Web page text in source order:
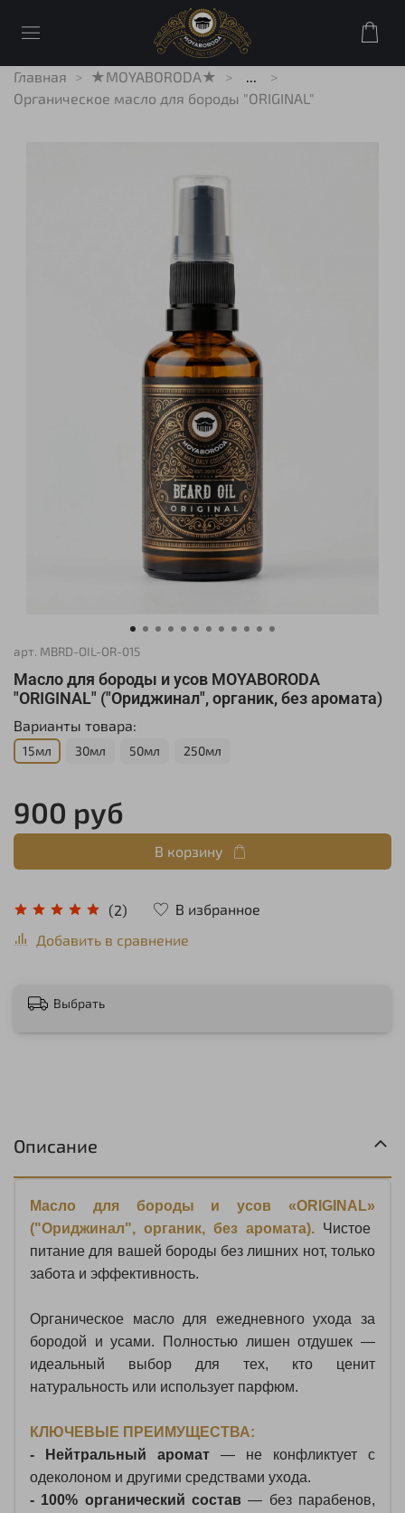
Главная ★MOYABORODA★
Органическое масло для бороды "ORIGINAL"
арт. MBRD-OIL-OR-015
Масло для бороды и усов MOYABORODA
"ORIGINAL" ("Ориджинал", органик, без аромата)
(2)
В избранное
Добавить в сравнение
Варианты товара:
15мл 30мл 50мл 250мл
900 руб
В корзину
Выбрать
Описание
Масло длябороды и усов «ORIGINAL»
("Ориджинал", органик, без аромата). Чистое
питание для вашей бороды без лишних нот,только
забота и эффективность.
Органическое масло для ежедневногоуходаза
бородой иусами. Полностью лишенотдушек—
идеальный выбор для тех, кто ценит
натуральность или использует парфюм.
КЛЮЧЕВЫЕ ПРЕИМУЩЕСТВА:
- Нейтральный аромат — не конфликтует с
одеколоном и другими средствами ухода.
- 100% органическийсостав— без парабенов,